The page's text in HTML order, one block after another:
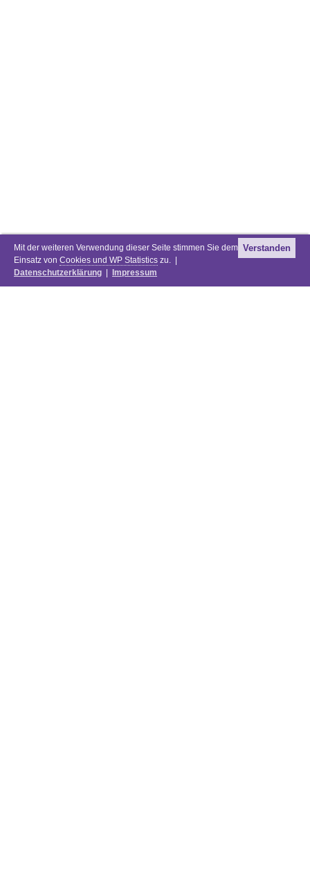
Mit der weiteren Verwendung dieser Seite stimmen Sie dem
Einsatz von Cookies und WP Statistics zu. |
Datenschutzerklärung
Impressum
Verstanden